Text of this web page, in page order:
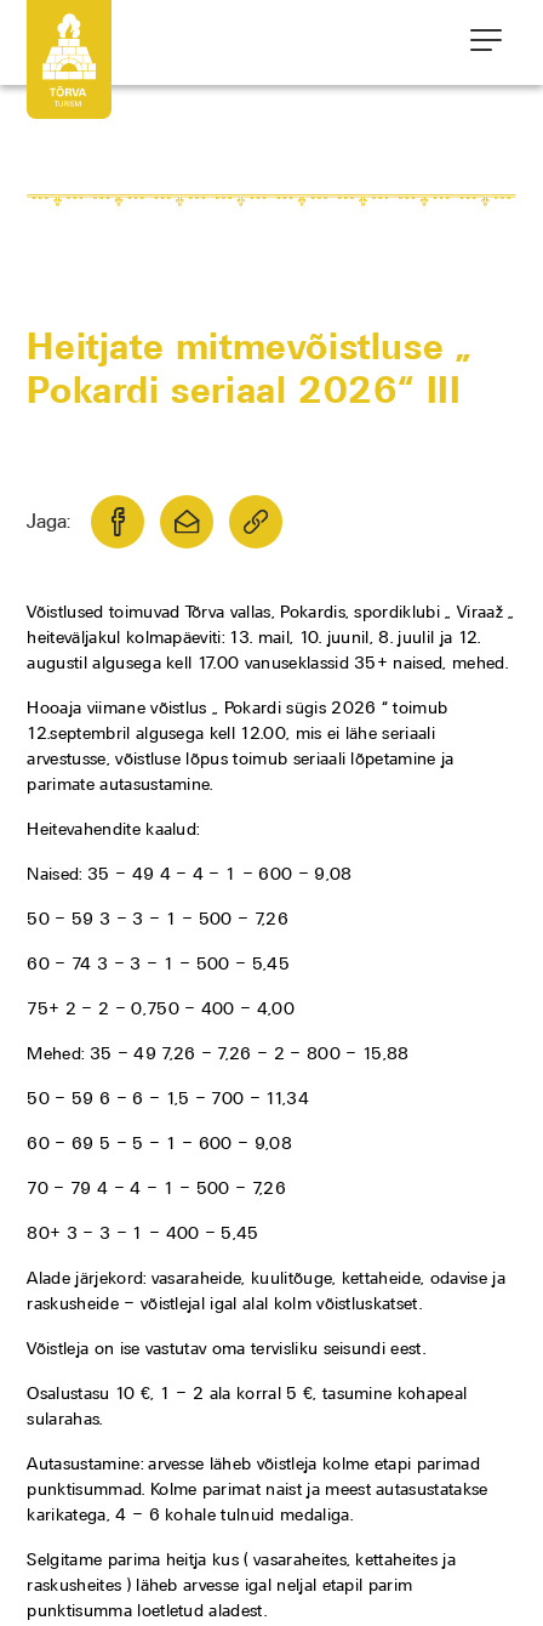
Heitjate mitmevõistluse „
Pokardi seriaal 2026“ III
Jaga:
Võistlused toimuvad Tõrva vallas, Pokardis, spordiklubi „ Viraaž „
heiteväljakul kolmapäeviti: 13. mail, 10. juunil, 8. juulil ja 12.
augustil algusega kell 17.00 vanuseklassid 35+ naised, mehed.
Hooaja viimane võistlus „ Pokardi sügis 2026 “ toimub
12.septembril algusega kell 12.00, mis ei lähe seriaali
arvestusse, võistluse lõpus toimub seriaali lõpetamine ja
parimate autasustamine.
Heitevahendite kaalud:
Naised: 35 – 49 4 – 4 – 1 – 600 – 9,08
50 – 59 3 – 3 – 1 – 500 – 7,26
60 – 74 3 – 3 – 1 – 500 – 5,45
75+ 2 – 2 – 0,750 – 400 – 4,00
Mehed: 35 – 49 7,26 – 7,26 – 2 – 800 – 15,88
50 – 59 6 – 6 – 1,5 – 700 – 11,34
60 – 69 5 – 5 – 1 – 600 – 9,08
70 – 79 4 – 4 – 1 – 500 – 7,26
80+ 3 – 3 – 1 – 400 – 5,45
Alade järjekord: vasaraheide, kuulitõuge, kettaheide, odavise ja
raskusheide – võistlejal igal alal kolm võistluskatset.
Võistleja on ise vastutav oma tervisliku seisundi eest.
Osalustasu 10 €, 1 – 2 ala korral 5 €, tasumine kohapeal
sularahas.
Autasustamine: arvesse läheb võistleja kolme etapi parimad
punktisummad. Kolme parimat naist ja meest autasustatakse
karikatega, 4 – 6 kohale tulnuid medaliga.
Selgitame parima heitja kus ( vasaraheites, kettaheites ja
raskusheites ) läheb arvesse igal neljal etapil parim
punktisumma loetletud aladest.